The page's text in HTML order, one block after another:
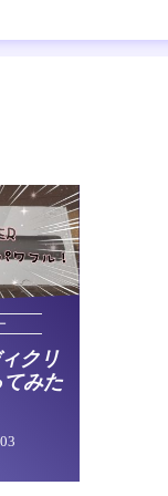
クリ
みた